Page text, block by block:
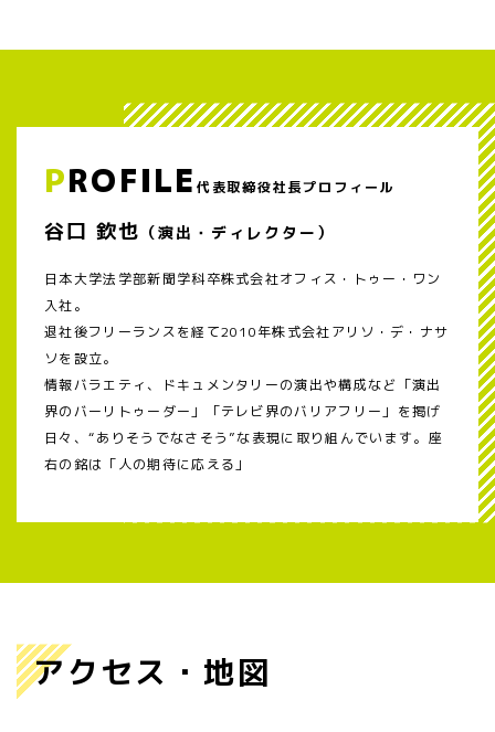
PROFILE 代表取締役社長プロフィール
谷口 欽也 （演出・ディレクター）
日本大学法学部新聞学科卒株式会社オフィス・トゥー・ワン
入社。
退社後フリーランスを経て2010年株式会社アリソ・デ・ナサ
ソを設立。
情報バラエティ、ドキュメンタリーの演出や構成など「演出
界のバーリトゥーダー」「テレビ界のバリアフリー」を掲げ
日々、 “ありそうでなさそう”な表現に取り組んでいます。座
右の銘は「人の期待に応える」
アクセス・地図